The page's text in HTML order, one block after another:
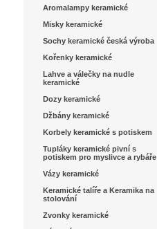
Aromalampy keramické
Misky keramické
Sochy keramické česká výroba
Kořenky keramické
Lahve a válečky na nudle
keramické
Dozy keramické
Džbány keramické
Korbely keramické s potiskem
Tupláky keramické pivní s
potiskem pro myslivce a rybáře
Vázy keramické
Keramické talíře a Keramika na
stolování
Zvonky keramické